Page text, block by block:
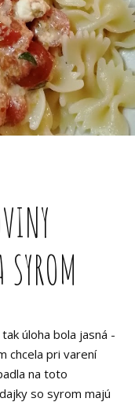
úloha bola jasná -
chcela pri varení
na toto
so syrom majú